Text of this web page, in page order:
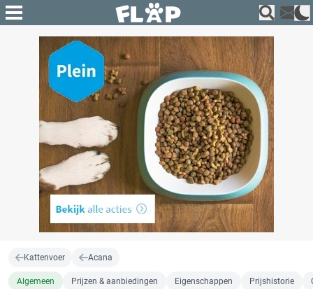
Kattenvoer Acana
Algemeen Prijzen & aanbiedingen Eigenschappen Prijshistorie